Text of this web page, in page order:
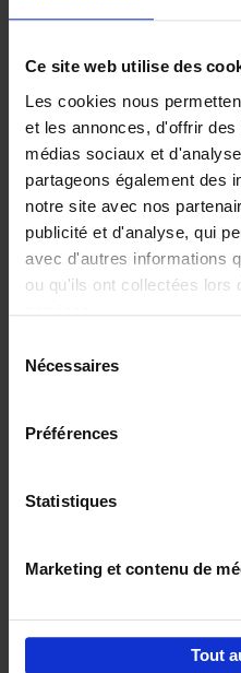
Ce site web utilise des
Les cookies nous
et les annonces, d'offrir
médias sociaux et
partageons également des
notre site avec nos
publicité et d'analyse, qui
avec d'autres informations
ou qu'ils ont collectées lors
Nécessaires
Préférences
Statistiques
Marketing et contenu de
Tout
Jochen Roef
€29,